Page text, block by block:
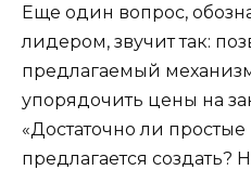
Еще один вопрос,
лидером, звучит так:
предлагаемый
упорядочить цены на
«Достаточно ли
предлагается создать?